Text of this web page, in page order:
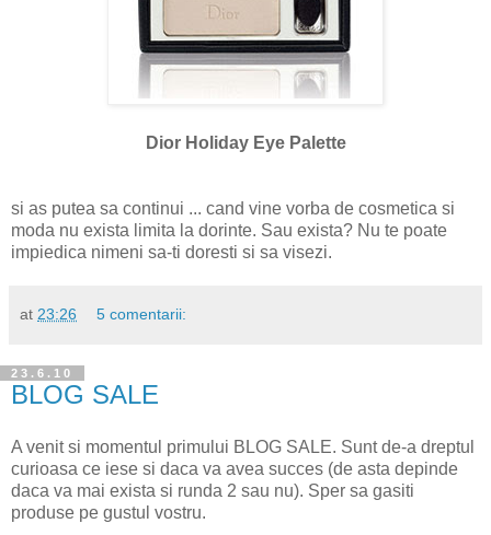
Dior Holiday Eye Palette
si as putea sa continui ... cand vine vorba de cosmetica si
moda nu exista limita la dorinte. Sau exista? Nu te poate
impiedica nimeni sa-ti doresti si sa visezi.
at 23:26 5 comentarii:
23.6.10
BLOG SALE
A venit si momentul primului BLOG SALE. Sunt de-a dreptul
curioasa ce iese si daca va avea succes (de asta depinde
daca va mai exista si runda 2 sau nu). Sper sa gasiti
produse pe gustul vostru.